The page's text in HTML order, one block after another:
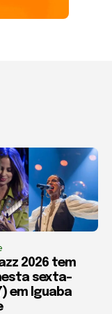
2026 tem
sexta-
em Iguaba